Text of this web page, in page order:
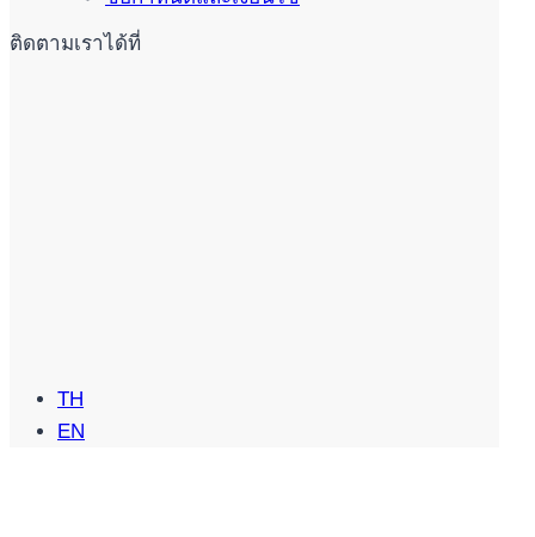
ติดตามเราได้ที่
TH
EN